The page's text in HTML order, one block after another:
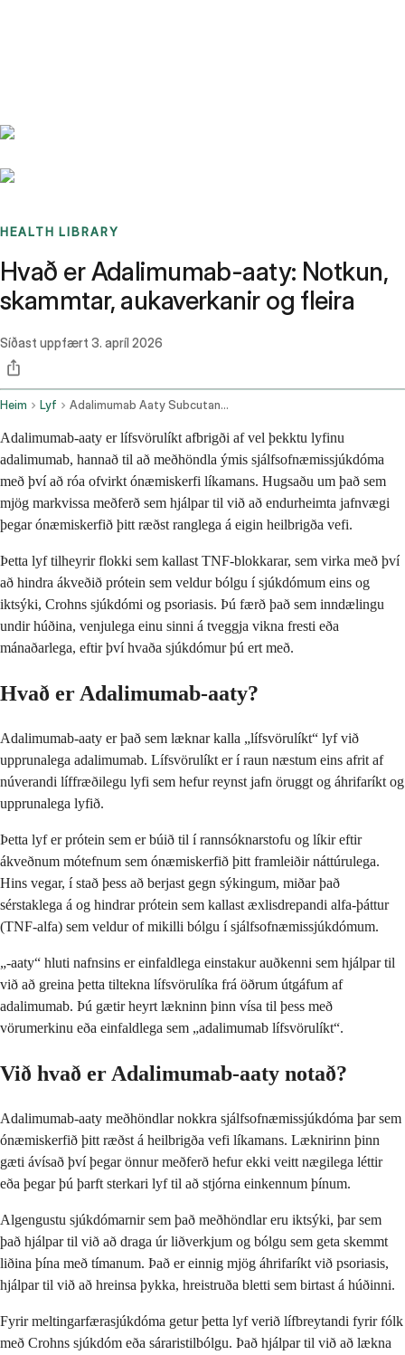
HEALTH LIBRARY
Hvað er Adalimumab-aaty: Notkun,
skammtar, aukaverkanir og fleira
Síðast uppfært 3. apríl 2026
Heim Lyf Adalimumab Aaty Subcutaneous Route
Adalimumab-aaty er lífsvörulíkt afbrigði af vel þekktu lyfinu
adalimumab, hannað til að meðhöndla ýmis sjálfsofnæmissjúkdóma
með því að róa ofvirkt ónæmiskerfi líkamans. Hugsaðu um það sem
mjög markvissa meðferð sem hjálpar til við að endurheimta jafnvægi
þegar ónæmiskerfið þitt ræðst ranglega á eigin heilbrigða vefi.
Þetta lyf tilheyrir flokki sem kallast TNF-blokkarar, sem virka með því
að hindra ákveðið prótein sem veldur bólgu í sjúkdómum eins og
iktsýki, Crohns sjúkdómi og psoriasis. Þú færð það sem inndælingu
undir húðina, venjulega einu sinni á tveggja vikna fresti eða
mánaðarlega, eftir því hvaða sjúkdómur þú ert með.
Hvað er Adalimumab-aaty?
Adalimumab-aaty er það sem læknar kalla „lífsvörulíkt“ lyf við
upprunalega adalimumab. Lífsvörulíkt er í raun næstum eins afrit af
núverandi líffræðilegu lyfi sem hefur reynst jafn öruggt og áhrifaríkt og
upprunalega lyfið.
Þetta lyf er prótein sem er búið til í rannsóknarstofu og líkir eftir
ákveðnum mótefnum sem ónæmiskerfið þitt framleiðir náttúrulega.
Hins vegar, í stað þess að berjast gegn sýkingum, miðar það
sérstaklega á og hindrar prótein sem kallast æxlisdrepandi alfa-þáttur
(TNF-alfa) sem veldur of mikilli bólgu í sjálfsofnæmissjúkdómum.
„-aaty“ hluti nafnsins er einfaldlega einstakur auðkenni sem hjálpar til
við að greina þetta tiltekna lífsvörulíka frá öðrum útgáfum af
adalimumab. Þú gætir heyrt lækninn þinn vísa til þess með
vörumerkinu eða einfaldlega sem „adalimumab lífsvörulíkt“.
Við hvað er Adalimumab-aaty notað?
Adalimumab-aaty meðhöndlar nokkra sjálfsofnæmissjúkdóma þar sem
ónæmiskerfið þitt ræðst á heilbrigða vefi líkamans. Læknirinn þinn
gæti ávísað því þegar önnur meðferð hefur ekki veitt nægilega léttir
eða þegar þú þarft sterkari lyf til að stjórna einkennum þínum.
Algengustu sjúkdómarnir sem það meðhöndlar eru iktsýki, þar sem
það hjálpar til við að draga úr liðverkjum og bólgu sem geta skemmt
liðina þína með tímanum. Það er einnig mjög áhrifaríkt við psoriasis,
hjálpar til við að hreinsa þykka, hreistruða bletti sem birtast á húðinni.
Fyrir meltingarfærasjúkdóma getur þetta lyf verið lífbreytandi fyrir fólk
með Crohns sjúkdóm eða sáraristilbólgu. Það hjálpar til við að lækna